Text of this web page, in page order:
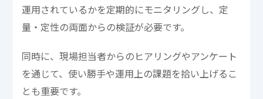
運用されているかを定期的にモニタリングし、定
量・定性の両面からの検証が必要です。
同時に、現場担当者からのヒアリングやアンケート
を通じて、使い勝手や運用上の課題を拾い上げるこ
とも重要です。